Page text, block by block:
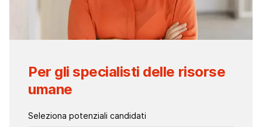
Per gli specialisti delle risorse
umane
Seleziona potenziali candidati